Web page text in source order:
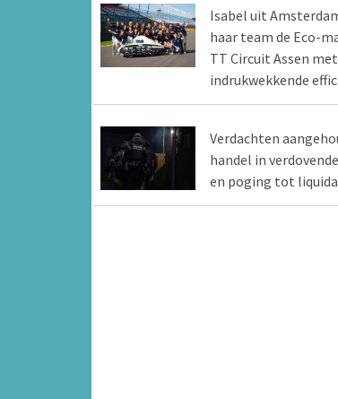
Isabel uit
haar team de Eco-
TT Circuit Assen met
indrukwekkende
Verdachten
handel in
en poging tot